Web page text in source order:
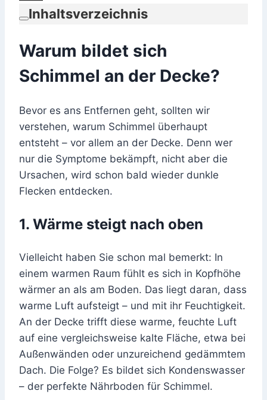
Inhaltsverzeichnis
Warum bildet sich
Schimmel an der Decke?
Bevor es ans Entfernen geht, sollten wir
verstehen, warum Schimmel überhaupt
entsteht – vor allem an der Decke. Denn wer
nur die Symptome bekämpft, nicht aber die
Ursachen, wird schon bald wieder dunkle
Flecken entdecken.
1. Wärme steigt nach oben
Vielleicht haben Sie schon mal bemerkt: In
einem warmen Raum fühlt es sich in Kopfhöhe
wärmer an als am Boden. Das liegt daran, dass
warme Luft aufsteigt – und mit ihr Feuchtigkeit.
An der Decke trifft diese warme, feuchte Luft
auf eine vergleichsweise kalte Fläche, etwa bei
Außenwänden oder unzureichend gedämmtem
Dach. Die Folge? Es bildet sich Kondenswasser
– der perfekte Nährboden für Schimmel.